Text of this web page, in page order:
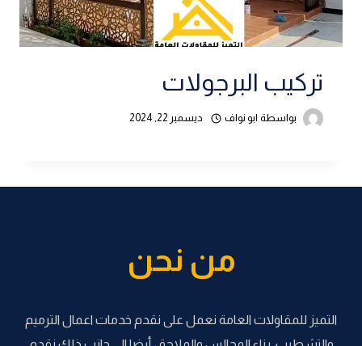
تركيب البرجولات
بواسطة ابو نواف ديسمبر 22, 2024
من نحن
التميز للمقاولات العامة نعمل على نقدم خدمات اعمال الترميم